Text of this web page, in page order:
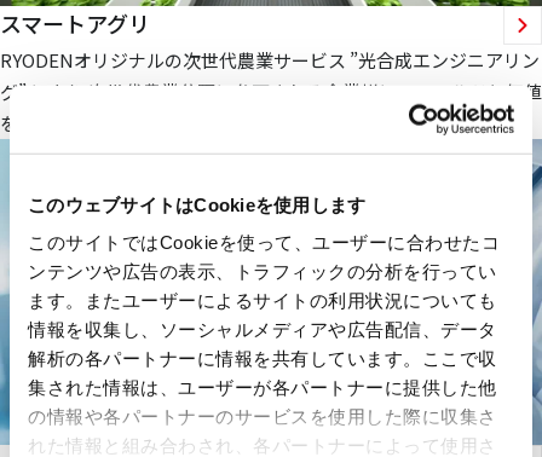
このウェブサイトはCookieを使用します
このサイトではCookieを使って、ユーザーに合わせたコ
ンテンツや広告の表示、トラフィックの分析を行ってい
ます。またユーザーによるサイトの利用状況についても
情報を収集し、ソーシャルメディアや広告配信、データ
解析の各パートナーに情報を共有しています。ここで収
集された情報は、ユーザーが各パートナーに提供した他
の情報や各パートナーのサービスを使用した際に収集さ
れた情報と組み合わされ、各パートナーによって使用さ
スマートアグリ
RYODENオリジナルの次世代農業サービス ”光合成エンジニアリン
グ” により 次世代農業分野に参画される企業様にフィールドと価値
を提供します。